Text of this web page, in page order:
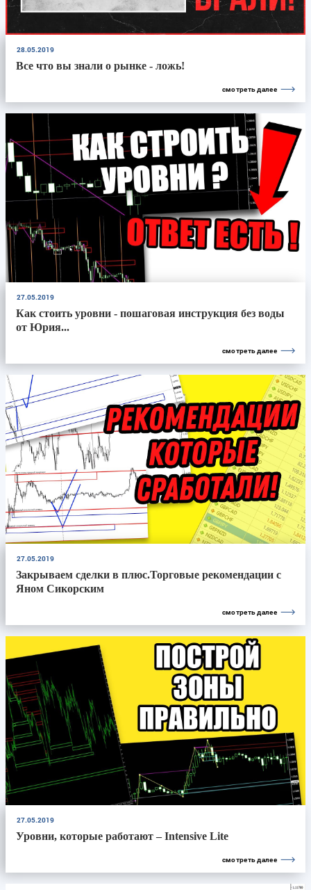
28.05.2019
Все что вы знали о рынке - ложь!
смотреть далее
27.05.2019
Как стоить уровни - пошаговая инструкция без воды
от Юрия...
смотреть далее
27.05.2019
Закрываем сделки в плюс.Торговые рекомендации с
Яном Сикорским
смотреть далее
27.05.2019
Уровни, которые работают – Intensive Lite
смотреть далее